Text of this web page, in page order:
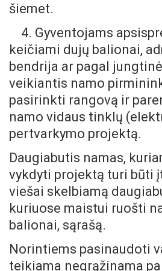
šiemet.
4. Gyventojams
keičiami dujų balionai,
bendrija ar pagal
veikiantis namo
pasirinkti rangovą ir
namo vidaus tinklų
pertvarkymo projektą.
Daugiabutis namas,
vykdyti projektą turi būti
viešai skelbiamą
kuriuose maistui ruošti
balionai, sąrašą.
Norintiems pasinaudoti
teikiama negrąžinama